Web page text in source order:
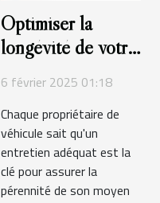
Optimiser la
longévité de votre
véhicule grâce à
l'entretien régulier
6 février 2025 01:18
Chaque propriétaire de
véhicule sait qu'un
entretien adéquat est la
clé pour assurer la
pérennité de son moyen